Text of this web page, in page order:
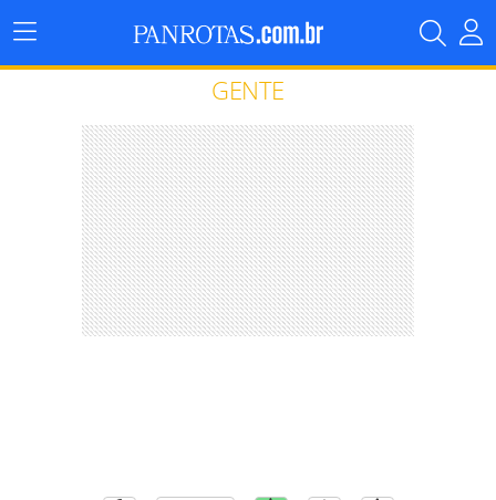
Menu
Principal
GENTE